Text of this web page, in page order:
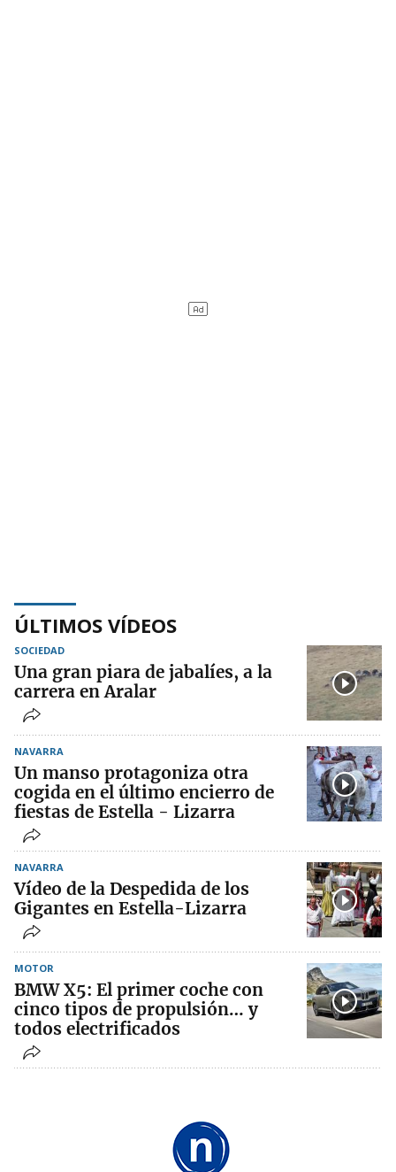
ÚLTIMOS VÍDEOS
SOCIEDAD
Una gran piara de jabalíes, a la
carrera en Aralar
NAVARRA
Un manso protagoniza otra
cogida en el último encierro de
fiestas de Estella - Lizarra
NAVARRA
Vídeo de la Despedida de los
Gigantes en Estella-Lizarra
MOTOR
BMW X5: El primer coche con
cinco tipos de propulsión… y
todos electrificados